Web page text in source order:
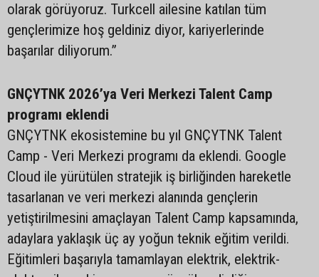
olarak görüyoruz. Turkcell ailesine katılan tüm
gençlerimize hoş geldiniz diyor, kariyerlerinde
başarılar diliyorum.”
GNÇYTNK 2026’ya Veri Merkezi Talent Camp
programı eklendi
GNÇYTNK ekosistemine bu yıl GNÇYTNK Talent
Camp - Veri Merkezi programı da eklendi. Google
Cloud ile yürütülen stratejik iş birliğinden hareketle
tasarlanan ve veri merkezi alanında gençlerin
yetiştirilmesini amaçlayan Talent Camp kapsamında,
adaylara yaklaşık üç ay yoğun teknik eğitim verildi.
Eğitimleri başarıyla tamamlayan elektrik, elektrik-